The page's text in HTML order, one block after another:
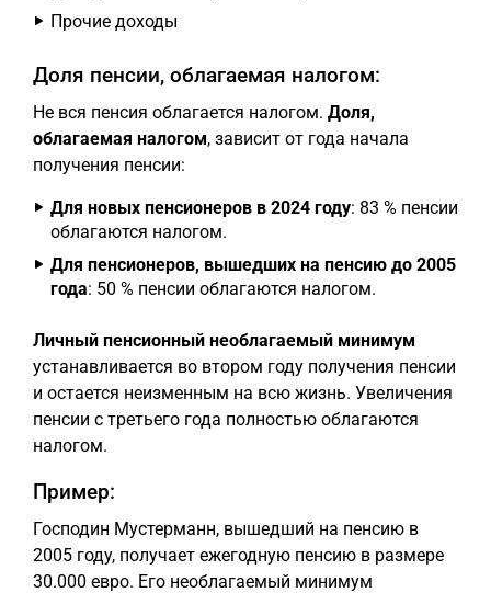
Прочие доходы
Доля пенсии, облагаемая налогом:
Не вся пенсия облагается налогом. Доля,
облагаемая налогом, зависит от года начала
получения пенсии:
Для новых пенсионеров в 2024 году: 83 % пенсии
облагаются налогом.
Для пенсионеров, вышедших на пенсию до 2005
года: 50 % пенсии облагаются налогом.
Личный пенсионный необлагаемый минимум
устанавливается во втором году получения пенсии
и остается неизменным на всю жизнь. Увеличения
пенсии с третьего года полностью облагаются
налогом.
Пример:
Господин Мустерманн, вышедший на пенсию в
2005 году, получает ежегодную пенсию в размере
30.000 евро. Его необлагаемый минимум